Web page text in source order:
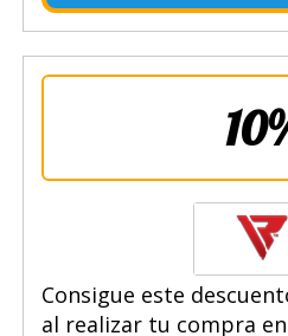
Consigue este
al realizar tu compra